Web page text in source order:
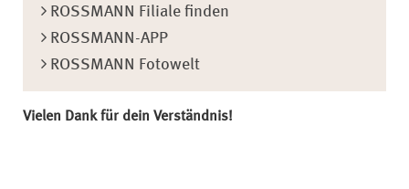
ROSSMANN Filiale finden
ROSSMANN-APP
ROSSMANN Fotowelt
Vielen Dank für dein Verständnis!